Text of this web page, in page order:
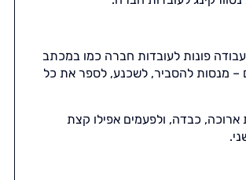
פונות לעובדות חברה כמו במכתב
– מנסות להסביר, לשכנע, לספר את כל
ארוכה, כבדה, ולפעמים אפילו קצת